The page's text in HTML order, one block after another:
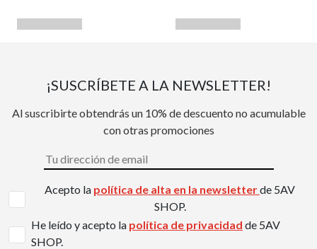
¡SUSCRÍBETE A LA NEWSLETTER!
Al suscribirte obtendrás un 10% de descuento no acumulable
con otras promociones
Acepto la política de alta en la newsletterde 5AV
SHOP.
He leído y acepto la política de privacidad de 5AV
SHOP.